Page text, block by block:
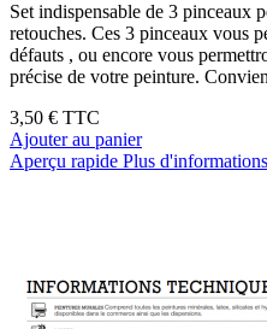
Set indispensable de 3 pinceaux
retouches. Ces 3 pinceaux vous
défauts , ou encore vous
précise de votre peinture.
3,50 € TTC
Ajouter au panier
Aperçu rapide Plus d'informations